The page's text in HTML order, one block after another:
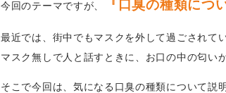
今回のテーマですが、 『口臭の種類につ
最近では、街中でもマスクを外して過ごされて
マスク無しで人と話すときに、お口の中の匂い
そこで今回は、気になる口臭の種類について説